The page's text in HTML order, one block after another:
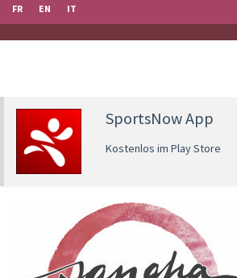
FR EN IT
SportsNow App
Kostenlos im Play Store